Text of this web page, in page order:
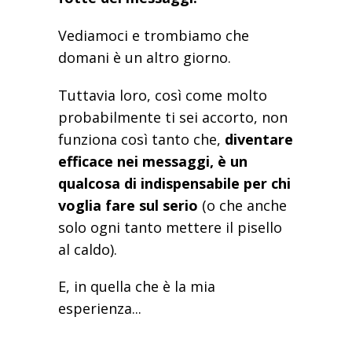
Vediamoci e trombiamo che
domani è un altro giorno.
Tuttavia loro, così come molto
probabilmente ti sei accorto, non
funziona così tanto che, diventare
efficace nei messaggi, è un
qualcosa di indispensabile per chi
voglia fare sul serio (o che anche
solo ogni tanto mettere il pisello
al caldo).
E, in quella che è la mia
esperienza...